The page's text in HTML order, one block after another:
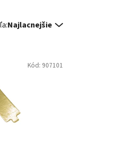
Najlacnejšie
Kód: 907101